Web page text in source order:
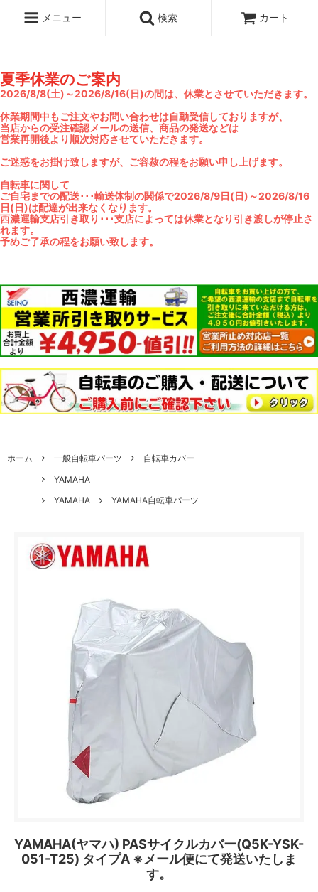
メニュー 検索 カート
夏季休業のご案内
2026/8/8(土)～2026/8/16(日)の間は、休業とさせていただきます。
休業期間中もご注文やお問い合わせは自動受信しておりますが、
当店からの受注確認メールの送信、商品の発送などは
営業再開後より順次対応させていただきます。
ご迷惑をお掛け致しますが、ご容赦の程をお願い申し上げます。
自転車に関して
ご自宅までの配送･･･輸送体制の関係で2026/8/9日(日)～2026/8/16
日(日)は配達が出来なくなります。
西濃運輸支店引き取り･･･支店によっては休業となり引き渡しが停止さ
れます。
予めご了承の程をお願い致します。
ホーム 一般自転車パーツ
自転車カバー
YAMAHA
YAMAHA
YAMAHA自転車パーツ
YAMAHA(ヤマハ) PASサイクルカバー(Q5K-YSK-
051-T25) タイプA ※メール便にて発送いたしま
す。